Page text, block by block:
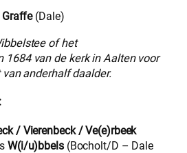
Graffe(Dale)
of het
1684 van de kerk in Aalten voor
anderhalf daalder.
/ Vierenbeck / Ve(e)rbeek
W(i/u)bbels(Bocholt/D – Dale